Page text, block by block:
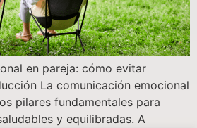
en pareja: cómo evitar
La comunicación emocional
pilares fundamentales para
y equilibradas. A